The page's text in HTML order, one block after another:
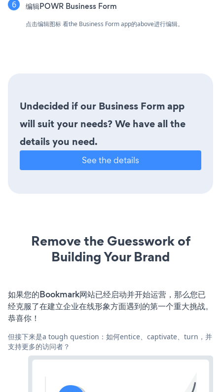
编辑POWR Business Form
点击编辑图标看the Business Form app的above进行编辑。
Undecided if our Business Form app
will suit your needs? We have all the
details you need.
See the details
Remove the Guesswork of
Building Your Brand
如果您的Bookmark网站已经启动并开始运营，那么您已
经克服了在建立企业在线形象方面遇到的第一个重大挑战。
恭喜你！
但接下来是a tough question：如何entice、captivate、turn，并
支持更多的访问者？